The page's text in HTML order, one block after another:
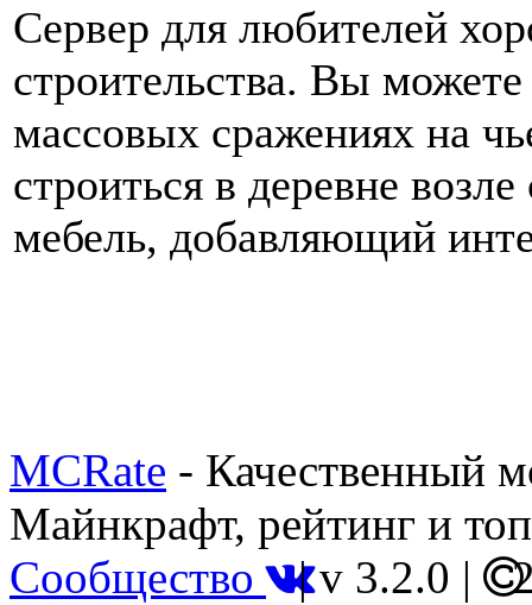
Сервер для любителей
строительства. Вы
массовых сражениях на
строиться в деревне
мебель, добавляющий
MCRate - Качественный
Майнкрафт, рейтинг и
Сообщество |v 3.2.0 |